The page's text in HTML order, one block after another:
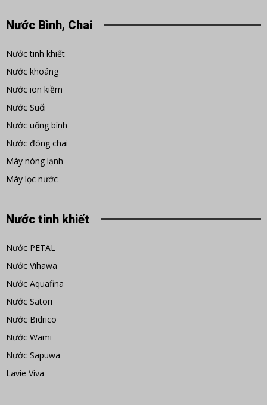
Nước Bình, Chai
Nước tinh khiết
Nước khoáng
Nước ion kiềm
Nước Suối
Nước uống bình
Nước đóng chai
Máy nóng lạnh
Máy lọc nước
Nước tinh khiết
Nước PETAL
Nước Vihawa
Nước Aquafina
Nước Satori
Nước Bidrico
Nước Wami
Nước Sapuwa
Lavie Viva